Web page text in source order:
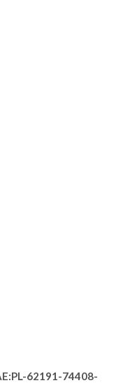
62191-74408-